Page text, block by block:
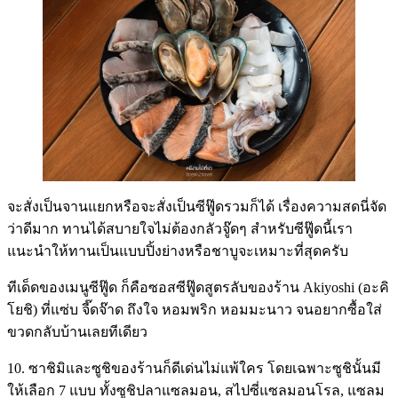
จะสั่งเป็นจานแยกหรือจะสั่งเป็นซีฟู๊ดรวมก็ได้ เรื่องความสดนี่จัด
ว่าดีมาก ทานได้สบายใจไม่ต้องกลัวจู๊ดๆ สำหรับซีฟู๊ดนี้เรา
แนะนำให้ทานเป็นแบบปิ้งย่างหรือชาบูจะเหมาะที่สุดครับ
ทีเด็ดของเมนูซีฟู๊ด ก็คือซอสซีฟู๊ดสูตรลับของร้าน Akiyoshi (อะคิ
โยชิ) ที่แซ่บ จี๊ดจ๊าด ถึงใจ หอมพริก หอมมะนาว จนอยากซื้อใส่
ขวดกลับบ้านเลยทีเดียว
10. ซาชิมิและซูชิของร้านก็ดีเด่นไม่แพ้ใคร โดยเฉพาะซูชินั้นมี
ให้เลือก 7 แบบ ทั้งซูชิปลาแซลมอน, สไปซี่แซลมอนโรล, แซลม